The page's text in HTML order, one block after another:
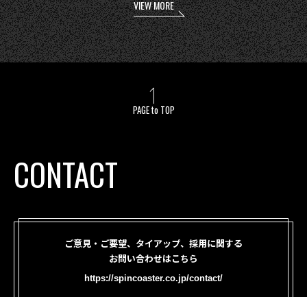
VIEW MORE
PAGE to TOP
CONTACT
ご意見・ご要望、タイアップ、採用に関する
お問い合わせはこちら
https://spincoaster.co.jp/contact/